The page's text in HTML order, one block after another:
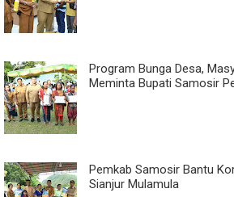
Program Bunga Desa,
Meminta Bupati Samosir
Pemkab Samosir Bantu
Sianjur Mulamula